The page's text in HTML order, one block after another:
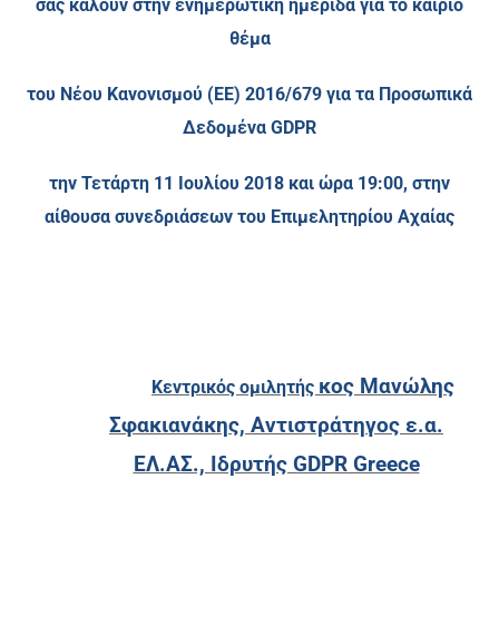
σας καλούν στην ενημερωτική ημερίδα για το καίριο
θέμα
του Νέου Κανονισμού (ΕΕ) 2016/679 για τα Προσωπικά
Δεδομένα GDPR
την Τετάρτη 11 Ιουλίου 2018 και ώρα 19:00, στην
αίθουσα συνεδριάσεων του Επιμελητηρίου Αχαίας
Κεντρικός ομιλητής κος Μανώλης
Σφακιανάκης, Αντιστράτηγος ε.α.
ΕΛ.ΑΣ., Ιδρυτής GDPR Greece